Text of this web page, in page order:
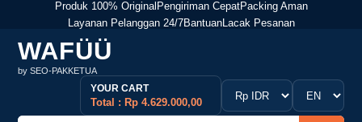
Produk 100% Original Pengiriman CepatPacking Aman
Layanan Pelanggan 24/7BantuanLacak Pesanan
WAFÜÜ
by SEO-PAKKETUA
YOUR CART
Total : Rp 4.629.000,00